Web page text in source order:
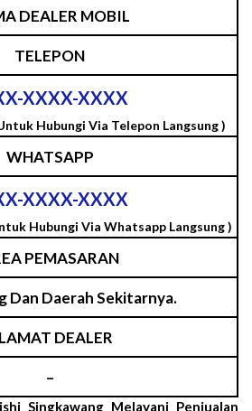
DEALER MOBIL
TELEPON
XXXX-XXXX
Hubungi Via Telepon Langsung )
WHATSAPP
XXXX-XXXX
Hubungi Via Whatsapp Langsung )
PEMASARAN
Dan Daerah Sekitarnya.
DEALER
–
Singkawang Melayani Penjualan